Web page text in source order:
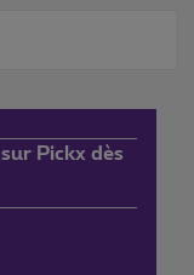
Pickx dès